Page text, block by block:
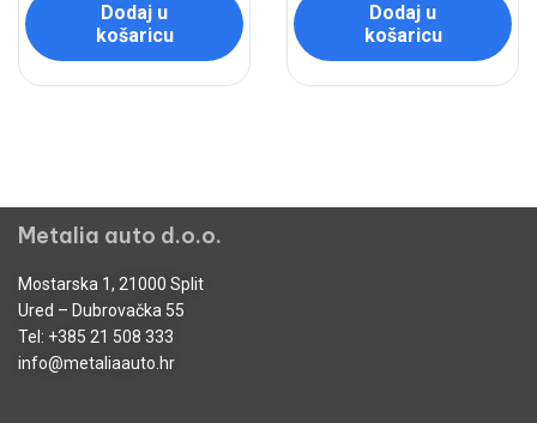
Dodaj u
košaricu
Dodaj u
košaricu
STEGA LONCA *66mm